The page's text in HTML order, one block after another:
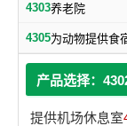
4303养老院
4305为动物提供食
产品选择：
提供机场休息室